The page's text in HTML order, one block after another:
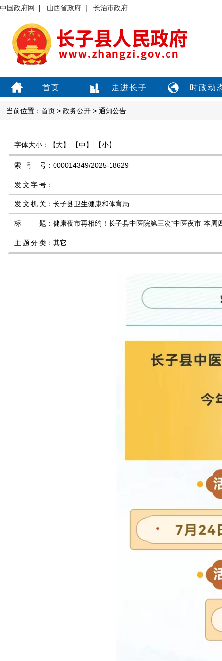
中国政府网 | 山西省政府 | 长治市政府
首页 走进长子 时政动
当前位置： 首页 > 政务公开 > 通知公告
字体大小： 【大】 【中】 【小】
索引号 ： 000014349/2025-18629
发文字号 ：
发文机关 ： 长子县卫生健康和体育局
标题 ： 健康夜市再相约！长子县中医院第三次“中医夜市”本周
主题分类 ： 其它